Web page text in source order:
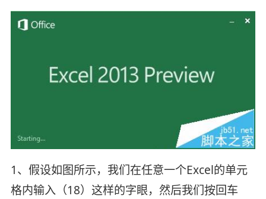
1、假设如图所示，我们在任意一个Excel的单元
格内输入（18）这样的字眼，然后我们按回车